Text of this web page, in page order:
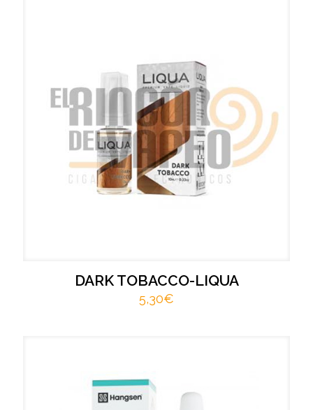
DARK TOBACCO-LIQUA
5,30€